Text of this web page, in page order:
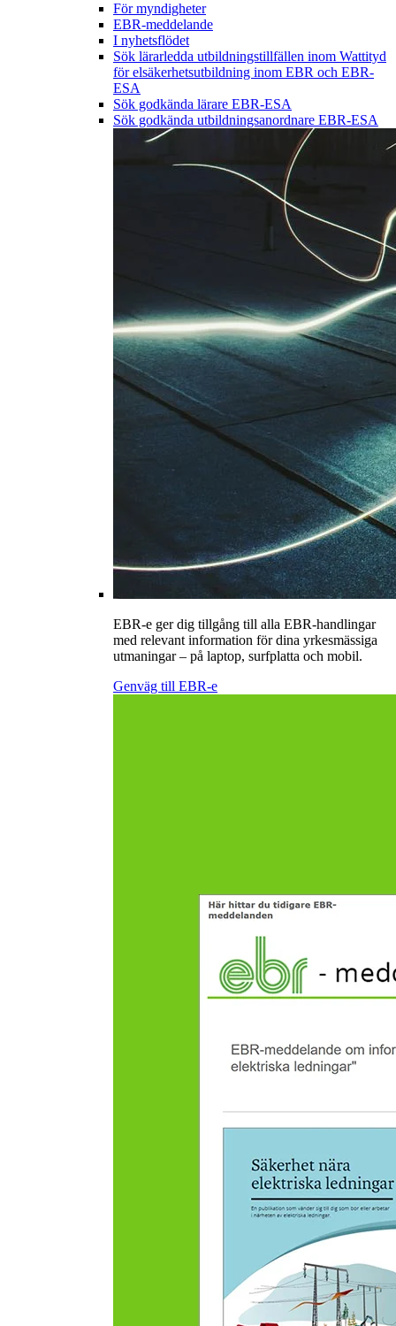
För myndigheter
EBR-meddelande
I nyhetsflödet
Sök lärarledda utbildningstillfällen inom Wattityd
för elsäkerhetsutbildning inom EBR och EBR-
ESA
Sök godkända lärare EBR-ESA
Sök godkända utbildningsanordnare EBR-ESA
EBR-e ger dig tillgång till alla EBR-handlingar
med relevant information för dina yrkesmässiga
utmaningar – på laptop, surfplatta och mobil.
Genväg till EBR-e